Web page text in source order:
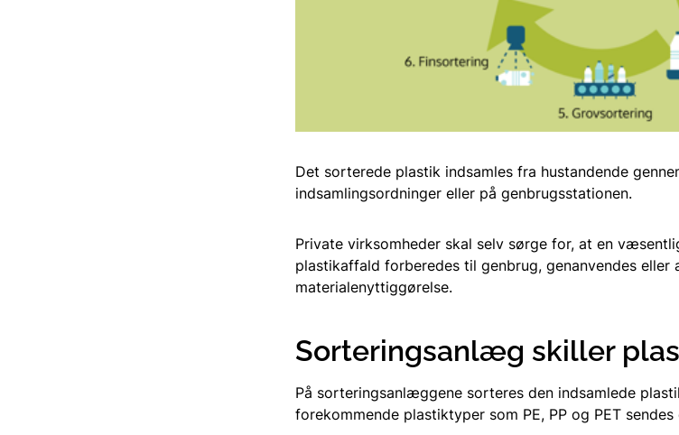
Det sorterede plastik indsamles fra hustandende
indsamlingsordninger eller på genbrugsstationen.
Private virksomheder skal selv sørge for, at en
plastikaffald forberedes til genbrug, genanvendes eller
materialenyttiggørelse.
Sorteringsanlæg skiller
På sorteringsanlæggene sorteres den indsamlede
forekommende plastiktyper som PE, PP og PET